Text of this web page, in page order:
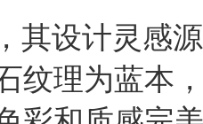
，其设计灵感
纹理为蓝本